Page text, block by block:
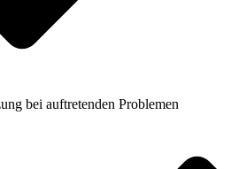
bei auftretenden Problemen